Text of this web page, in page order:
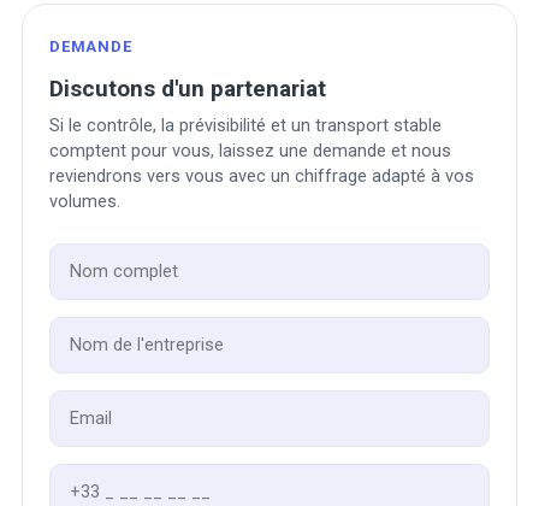
DEMANDE
Discutons d'un partenariat
Si le contrôle, la prévisibilité et un transport stable
comptent pour vous, laissez une demande et nous
reviendrons vers vous avec un chiffrage adapté à vos
volumes.
Nom complet
Nom de l'entreprise
Email
Téléphone